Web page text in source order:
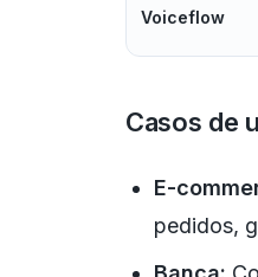
Voiceflow
Casos de
E-
pedidos,